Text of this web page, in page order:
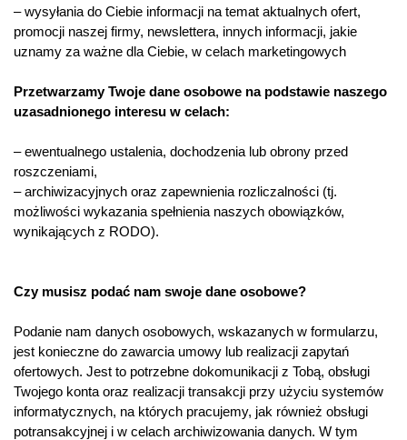
– wysyłania do Ciebie informacji na temat aktualnych ofert,
promocji naszej firmy, newslettera, innych informacji, jakie
uznamy za ważne dla Ciebie, w celach marketingowych
Przetwarzamy Twoje dane osobowe na podstawie naszego
uzasadnionego interesu w celach:
– ewentualnego ustalenia, dochodzenia lub obrony przed
roszczeniami,
– archiwizacyjnych oraz zapewnienia rozliczalności (tj.
możliwości wykazania spełnienia naszych obowiązków,
wynikających z RODO).
Czy musisz podać nam swoje dane osobowe?
Podanie nam danych osobowych, wskazanych w formularzu,
jest konieczne do zawarcia umowy lub realizacji zapytań
ofertowych. Jest to potrzebne dokomunikacji z Tobą, obsługi
Twojego konta oraz realizacji transakcji przy użyciu systemów
informatycznych, na których pracujemy, jak również obsługi
potransakcyjnej i w celach archiwizowania danych. W tym